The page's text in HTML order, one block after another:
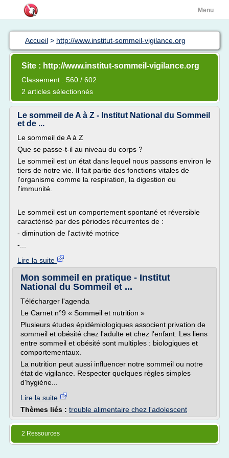
Menu
Accueil > http://www.institut-sommeil-vigilance.org
Site : http://www.institut-sommeil-vigilance.org
Classement : 560 / 602
2 articles sélectionnés
Le sommeil de A à Z - Institut National du Sommeil
et de ...
Le sommeil de A à Z
Que se passe-t-il au niveau du corps ?
Le sommeil est un état dans lequel nous passons environ le
tiers de notre vie. Il fait partie des fonctions vitales de
l'organisme comme la respiration, la digestion ou
l'immunité.
Le sommeil est un comportement spontané et réversible
caractérisé par des périodes récurrentes de :
- diminution de l'activité motrice
-...
Lire la suite
Mon sommeil en pratique - Institut
National du Sommeil et ...
Télécharger l'agenda
Le Carnet n°9 « Sommeil et nutrition »
Plusieurs études épidémiologiques associent privation de
sommeil et obésité chez l'adulte et chez l'enfant. Les liens
entre sommeil et obésité sont multiples : biologiques et
comportementaux.
La nutrition peut aussi influencer notre sommeil ou notre
état de vigilance. Respecter quelques règles simples
d'hygiène...
Lire la suite
Thèmes liés : trouble alimentaire chez l'adolescent
2 Ressources